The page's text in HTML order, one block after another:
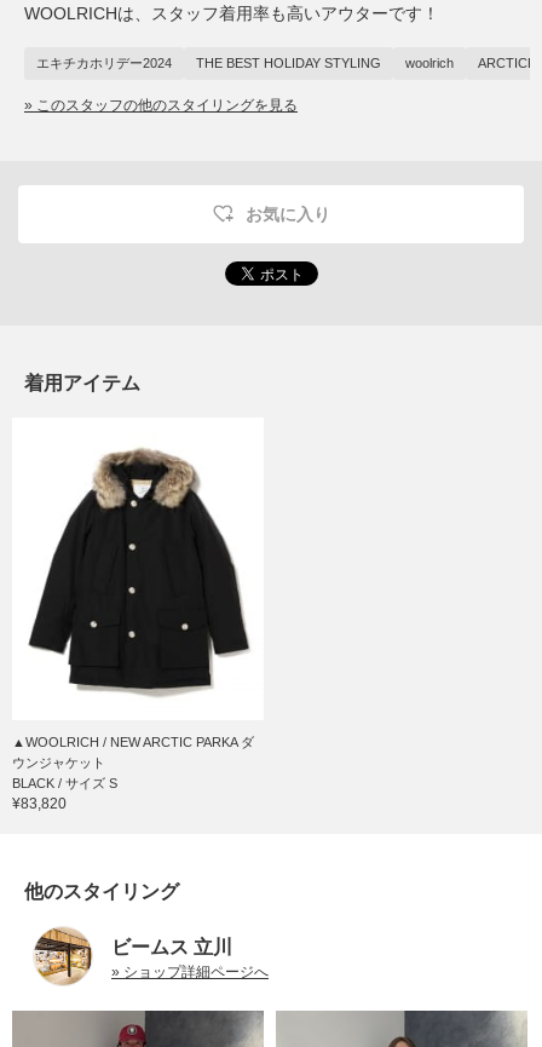
WOOLRICHは、スタッフ着用率も高いアウターです！
エキチカホリデー2024 THE BEST HOLIDAY STYLING woolrich
» このスタッフの他のスタイリングを見る
お気に入り
着用アイテム
▲WOOLRICH / NEW ARCTIC PARKA ダ
ウンジャケット
BLACK / サイズ S
¥83,820
他のスタイリング
ビームス 立川
» ショップ詳細ページへ